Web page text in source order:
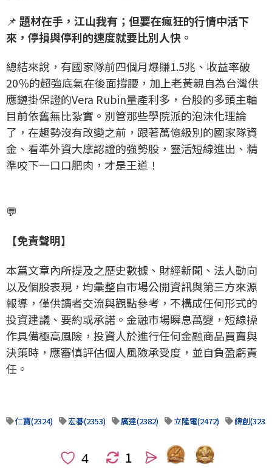
📌 題材在手，江山我有；但要在瘋狂的行情中活下
來，停損與停利的速度就要比別人快。
總結來說，有國家隊前四個月爆賺1.5兆、收益率破
20％的超強底氣在後面撐腰，加上老黃親自為台灣供
應鏈掛保證的Vera Rubin量產利多，台股的多頭主軸
目前依舊無比紮實。別管那些學院派的泡沫化理論
了，在趨勢沒有改變之前，跟著萬億級別的國家隊資
金、看準外資大摩認證的強勢股，靈活短線進出、精
準咬下一口口肥肉，才是王道！
💬
【免責聲明】
本篇文章內所提及之歷史數據、財經新聞、法人動向
以及個股表現，均彙整自市場公開資訊與第三方來源
報導，僅供讀者交流與觀點參考，不構成任何形式的
投資建議、要約或承諾。金融市場瞬息萬變，短線操
作具備極高風險，投資人於進行任何金融商品買賣與
決策時，應審慎評估個人風險承受度，並自負盈虧責
任。
仁寶(2324) 宏碁(2353) 廣達(2382) 立隆電(2472) 緯創(3231)
1